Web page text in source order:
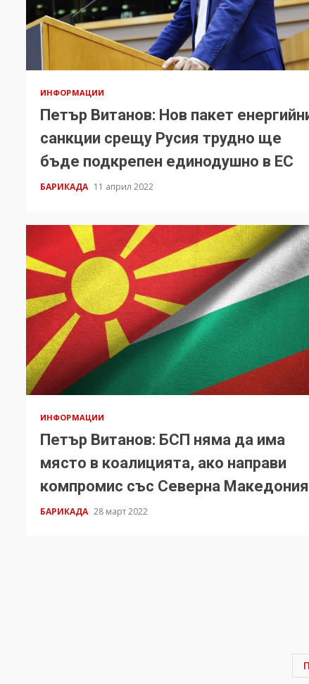
ИНФОРМАЦИИ
Петър Витанов: Нов пакет
санкции срещу Русия трудно ще
бъде подкрепен единодушно в ЕС
БАРИКАДА 11 април 2022
ИНФОРМАЦИИ
Петър Витанов: БСП няма да има
място в коалицията, ако направи
компромис със Северна Македония
БАРИКАДА 28 март 2022